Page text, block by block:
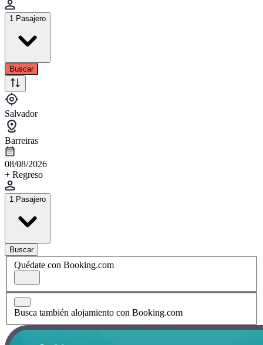
1 Pasajero
Buscar
Salvador
Barreiras
08/08/2026
+ Regreso
1 Pasajero
Buscar
Quédate con Booking.com
Busca también alojamiento con Booking.com